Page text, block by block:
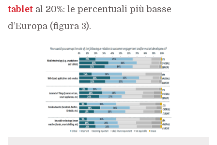
tabletal 20%: le percentuali più basse
d’Europa (figura 3).